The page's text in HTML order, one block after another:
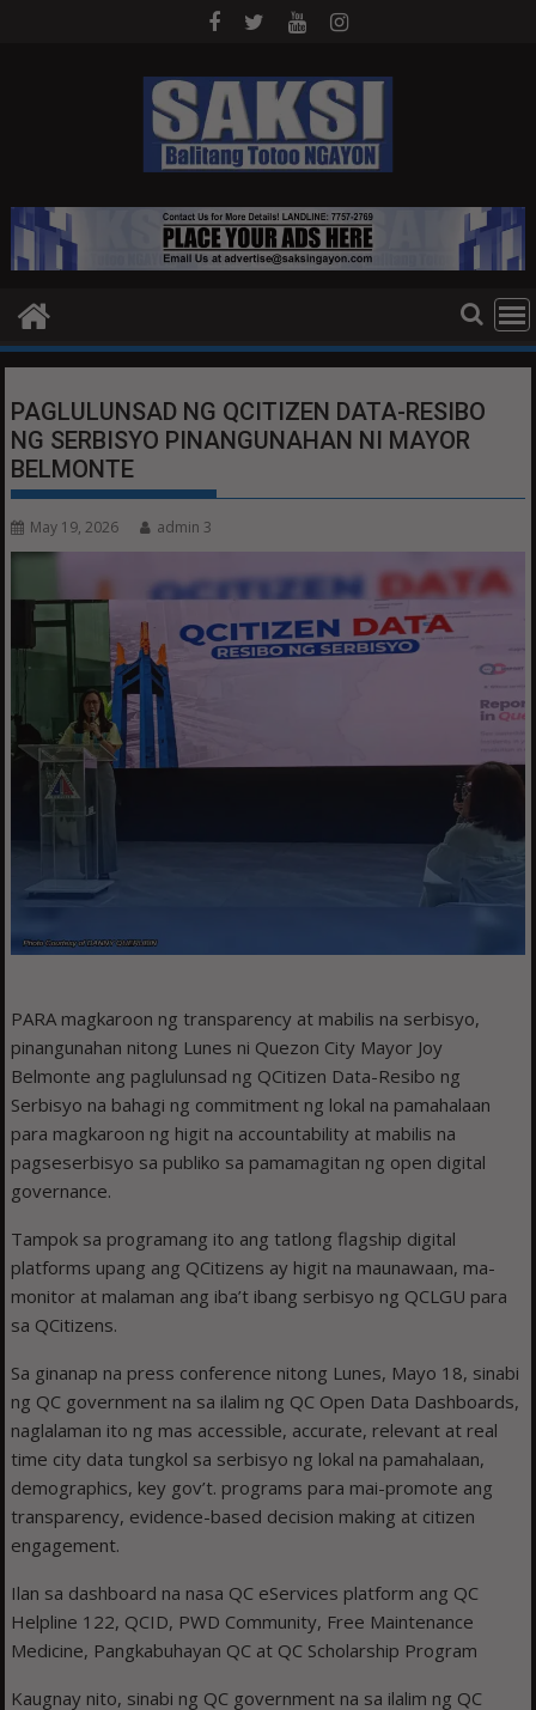
PAGLULUNSAD NG QCITIZEN DATA-RESIBO
NG SERBISYO PINANGUNAHAN NI MAYOR
BELMONTE
May 19, 2026 admin 3
PARA magkaroon ng transparency at mabilis na serbisyo,
pinangunahan nitong Lunes ni Quezon City Mayor Joy
Belmonte ang paglulunsad ng QCitizen Data-Resibo ng
Serbisyo na bahagi ng commitment ng lokal na pamahalaan
para magkaroon ng higit na accountability at mabilis na
pagseserbisyo sa publiko sa pamamagitan ng open digital
governance.
Tampok sa programang ito ang tatlong flagship digital
platforms upang ang QCitizens ay higit na maunawaan, ma-
monitor at malaman ang iba’t ibang serbisyo ng QCLGU para
sa QCitizens.
Sa ginanap na press conference nitong Lunes, Mayo 18, sinabi
ng QC government na sa ilalim ng QC Open Data Dashboards,
naglalaman ito ng mas accessible, accurate, relevant at real
time city data tungkol sa serbisyo ng lokal na pamahalaan,
demographics, key gov’t. programs para mai-promote ang
transparency, evidence-based decision making at citizen
engagement.
Ilan sa dashboard na nasa QC eServices platform ang QC
Helpline 122, QCID, PWD Community, Free Maintenance
Medicine, Pangkabuhayan QC at QC Scholarship Program
Kaugnay nito, sinabi ng QC government na sa ilalim ng QC